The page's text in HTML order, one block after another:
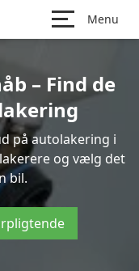
Menu
– Find de
på autolakering i
og vælg det
bil.